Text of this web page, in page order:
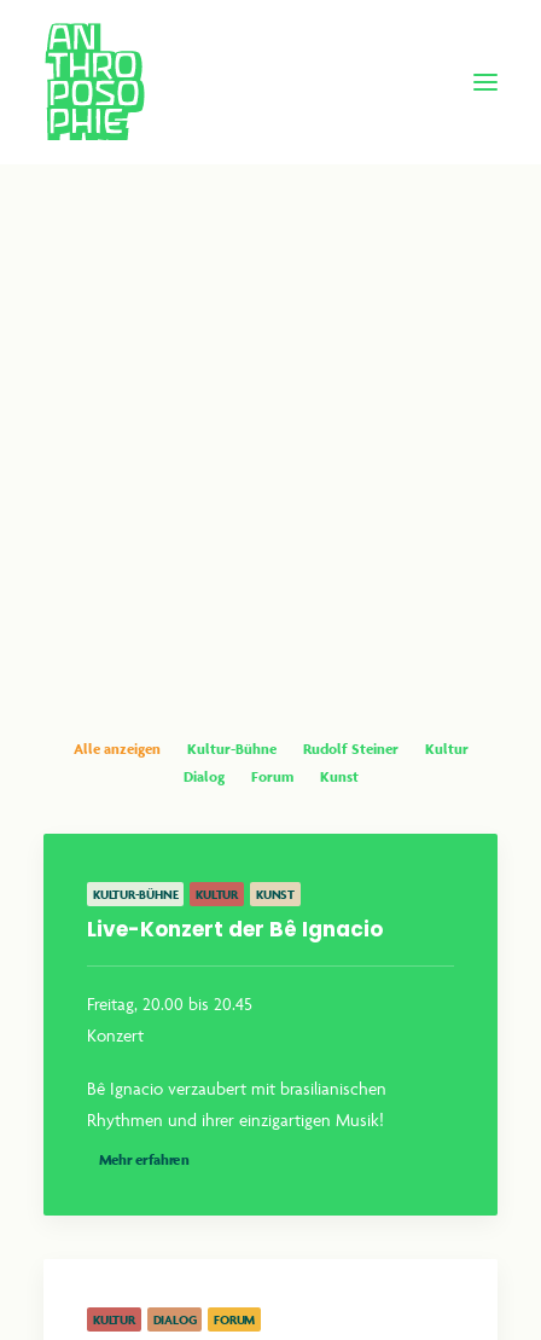
Alle anzeigen Kultur-Bühne Rudolf Steiner
Kultur
Dialog
Forum Kunst
KULTUR-BÜHNE KULTUR KUNST
Live-Konzert der Bê Ignacio
Freitag, 20.00 bis 20.45
Konzert
Bê Ignacio verzaubert mit brasilianischen
Rhythmen und ihrer einzigartigen Musik!
Mehr erfahren
KULTUR DIALOG FORUM